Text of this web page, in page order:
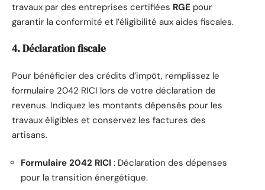
travaux par des entreprises certifiées RGE pour
garantir la conformité et l’éligibilité aux aides fiscales.
4. Déclaration fiscale
Pour bénéficier des crédits d’impôt, remplissez le
formulaire 2042 RICI lors de votre déclaration de
revenus. Indiquez les montants dépensés pour les
travaux éligibles et conservez les factures des
artisans.
Formulaire 2042 RICI : Déclaration des dépenses
pour la transition énergétique.